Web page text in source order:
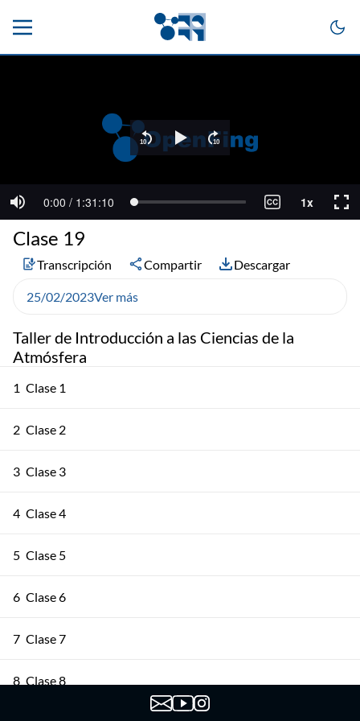
Taller de Introducción a las Ciencias de la
Atmósfera
1 Clase 1
2 Clase 2
3 Clase 3
4 Clase 4
5 Clase 5
6 Clase 6
7 Clase 7
8 Clase 8
Clase 19
Transcripción Compartir Descargar
25/02/2023Ver más